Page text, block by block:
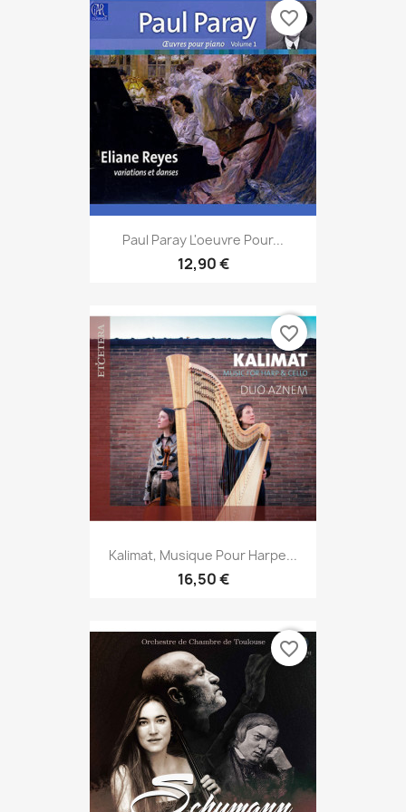
Paul Paray L'oeuvre Pour...
12,90 €
favorite_border
Kalimat, Musique Pour Harpe...
16,50 €
favorite_border
favorite_border